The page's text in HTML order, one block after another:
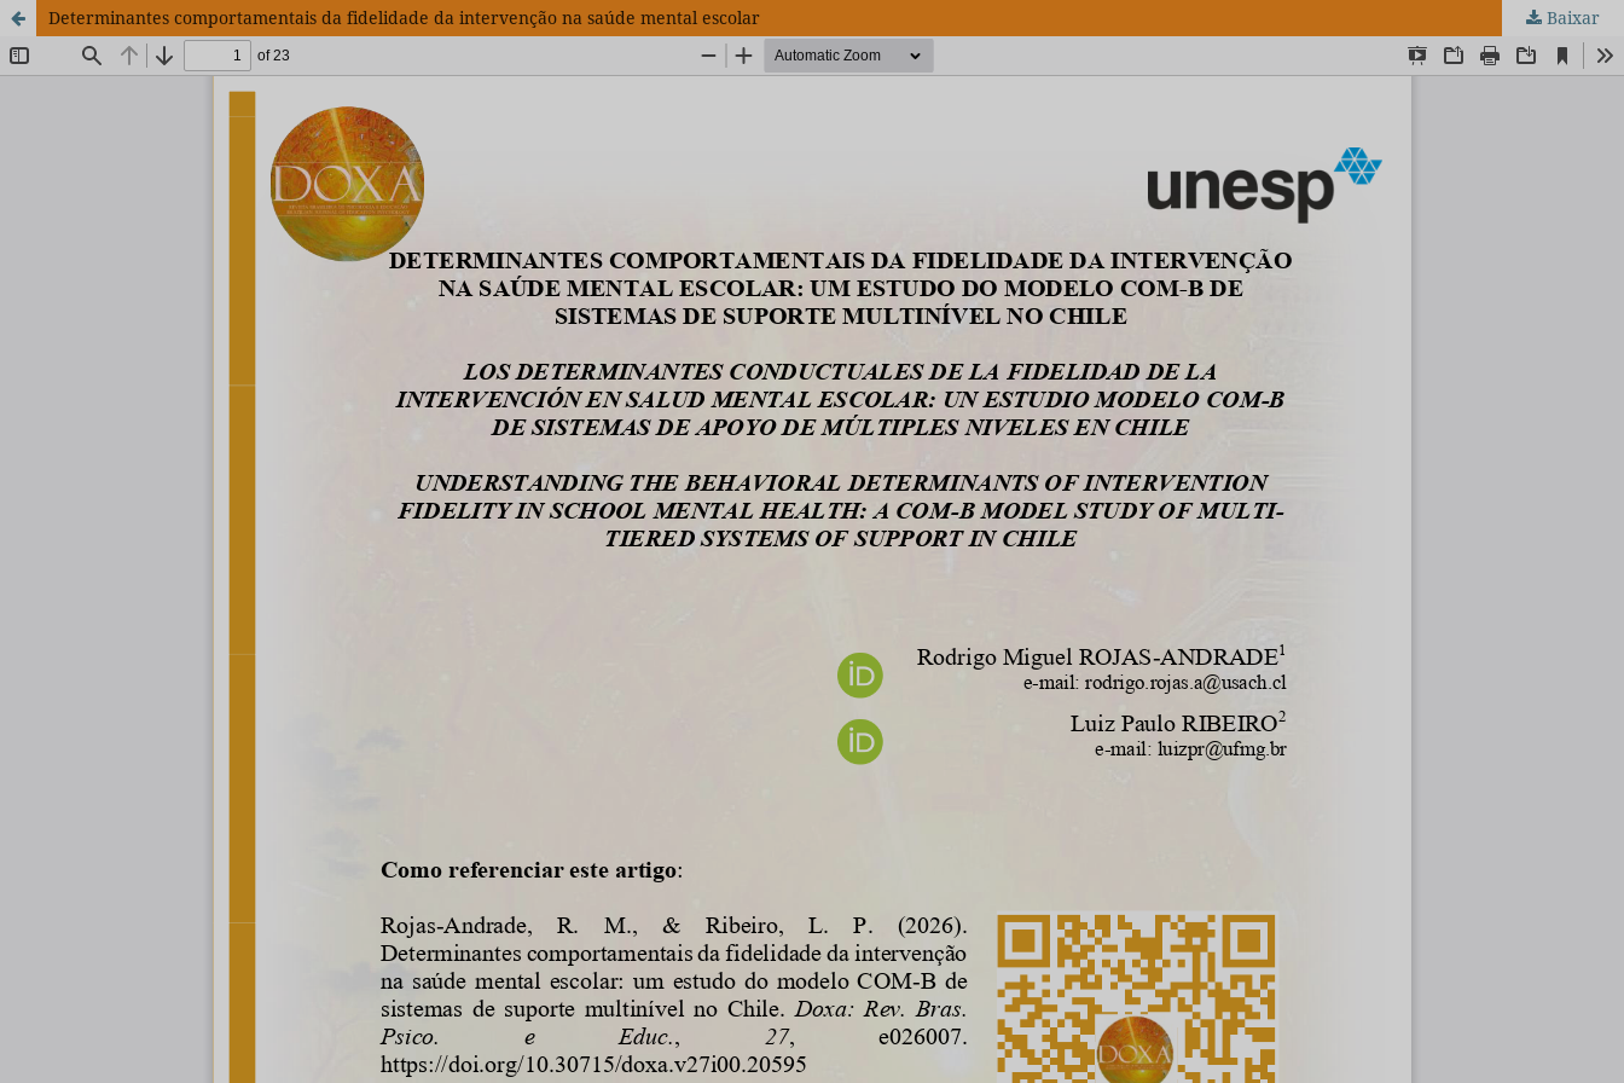
Determinantes comportamentais da fidelidade da intervenção na saúde mental escolar Baixar